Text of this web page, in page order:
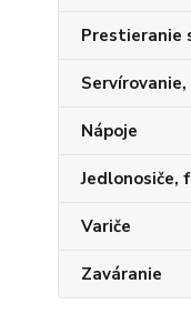
Prestieranie
Nápoje
Jedlonosiče,
Variče
Zaváranie